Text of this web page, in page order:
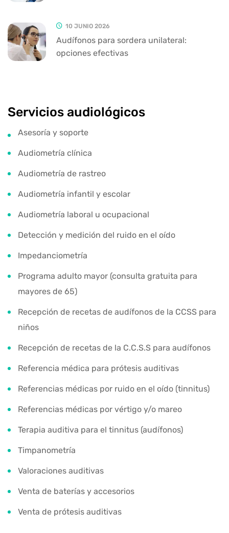
10 JUNIO 2026
Audífonos para sordera unilateral:
opciones efectivas
Servicios audiológicos
Asesoría y soporte
Audiometría clínica
Audiometría de rastreo
Audiometría infantil y escolar
Audiometría laboral u ocupacional
Detección y medición del ruido en el oído
Impedanciometría
Programa adulto mayor (consulta gratuita para
mayores de 65)
Recepción de recetas de audífonos de la CCSS para
niños
Recepción de recetas de la C.C.S.S para audífonos
Referencia médica para prótesis auditivas
Referencias médicas por ruido en el oído (tinnitus)
Referencias médicas por vértigo y/o mareo
Terapia auditiva para el tinnitus (audífonos)
Timpanometría
Valoraciones auditivas
Venta de baterías y accesorios
Venta de prótesis auditivas